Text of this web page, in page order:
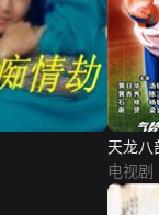
天龙八
电视剧